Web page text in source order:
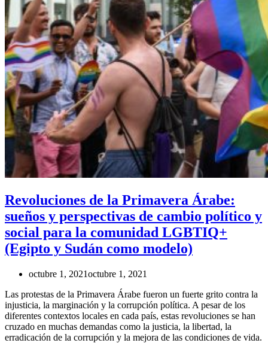
Revoluciones de la Primavera Árabe:
sueños y perspectivas de cambio político y
social para la comunidad LGBTIQ+
(Egipto y Sudán como modelo)
octubre 1, 2021octubre 1, 2021
Las protestas de la Primavera Árabe fueron un fuerte grito contra la
injusticia, la marginación y la corrupción política. A pesar de los
diferentes contextos locales en cada país, estas revoluciones se han
cruzado en muchas demandas como la justicia, la libertad, la
erradicación de la corrupción y la mejora de las condiciones de vida.